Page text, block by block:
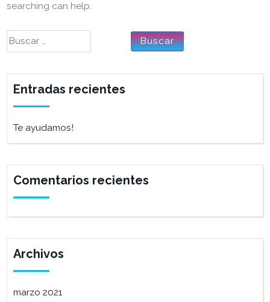
searching can help.
Buscar:
Entradas recientes
Te ayudamos!
Comentarios recientes
Archivos
marzo 2021